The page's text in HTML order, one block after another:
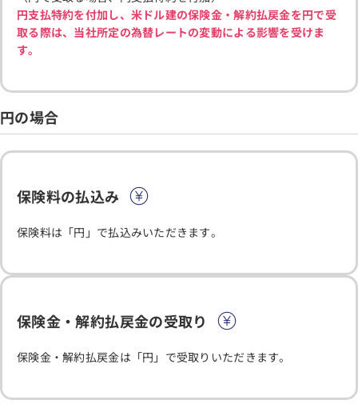
円支払特約を付加し、米ドル建の保険金・解約払戻金を円で受
取る際は、当社所定の為替レートの変動による影響を受けま
す。
円の場合
保険料の払込み
保険料は「円」で払込みいただきます。
保険金・解約払戻金の受取り
保険金・解約払戻金は「円」で受取りいただきます。